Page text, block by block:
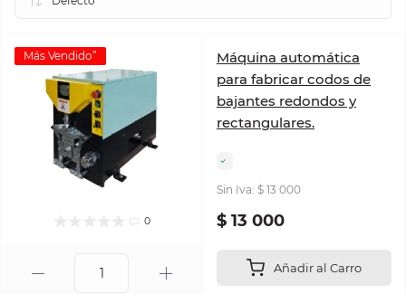
Más Vendido”
0
Máquina automática
para fabricar codos de
bajantes redondos y
rectangulares.
Sin Iva: $ 13 000
$ 13 000
Añadir al Carro